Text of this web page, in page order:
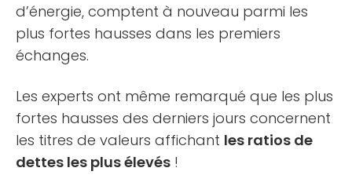
d’énergie, comptent à nouveau parmi les
plus fortes hausses dans les premiers
échanges.
Les experts ont même remarqué que les plus
fortes hausses des derniers jours concernent
les titres de valeurs affichant les ratios de
dettes les plus élevés !